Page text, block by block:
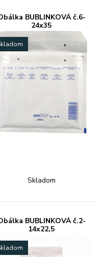
BUBLINKOVÁ č.6-
24x35
Skladom
BUBLINKOVÁ č.2-
14x22,5